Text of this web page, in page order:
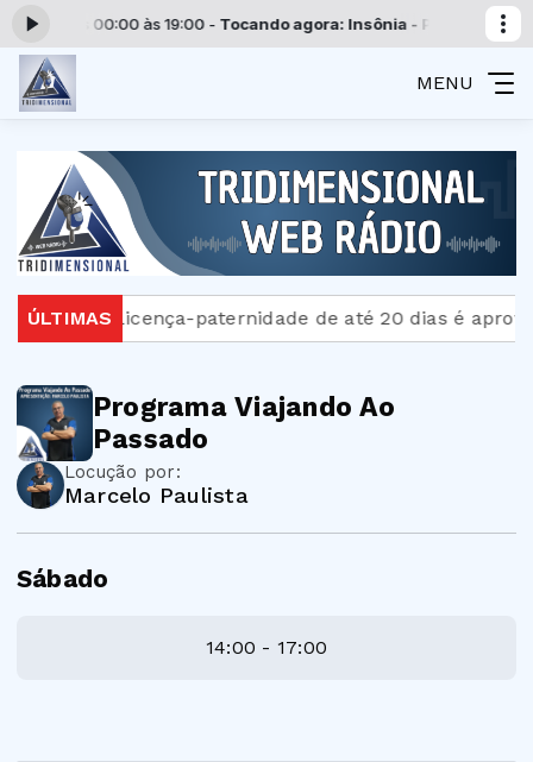
das 00:00 às 19:00 - Tocando agora: Insônia - Parte 12
MENU
ÚLTIMASLicença-paternidade de até 20 dias é
Programa Viajando Ao
Passado
Locução por:
Marcelo Paulista
Sábado
14:00 - 17:00